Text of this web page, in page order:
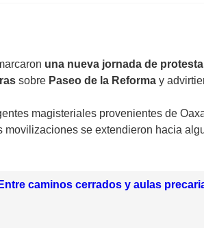
una nueva jornada de
sobre Paseo de la Reforma y
magisteriales provenientes de
se extendieron hacia
Entre caminos cerrados y aulas